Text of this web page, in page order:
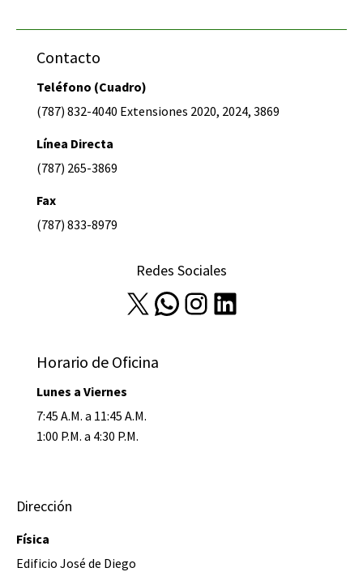
Contacto
Teléfono (Cuadro)
(787) 832-4040 Extensiones 2020, 2024, 3869
Línea Directa
(787) 265-3869
Fax
(787) 833-8979
Redes Sociales
X WhatsApp Instagram LinkedIn
Horario de Oficina
Lunes a Viernes
7:45 A.M. a 11:45 A.M.
1:00 P.M. a 4:30 P.M.
Dirección
Física
Edificio José de Diego